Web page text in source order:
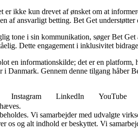
er ikke kun drevet af ønsket om at
af ansvarligt betting. Bet Get
tone i sin kommunikation, søger Bet
Dette engagement i inklusivitet
en informationskilde; det er en
Danmark. Gennem denne tilgang håber
Instagram LinkedIn YouTube
Vi samarbejder med udvalgte
os og alt indhold er beskyttet. Vi